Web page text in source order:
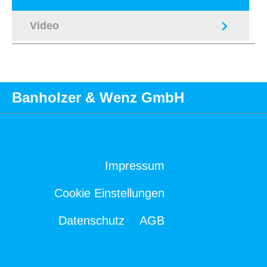
Video
Banholzer & Wenz GmbH
Impressum
Cookie Einstellungen
Datenschutz AGB